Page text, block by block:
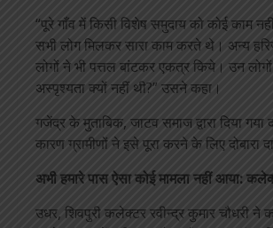
“पूरे गाँव में किसी विशेष समुदाय को कोई काम
सभी लोग मिलकर सारा काम करते थे। अन्य
लोगों ने भी पत्तल बांटकर एकत्र किये। उन
अस्पृश्यता क्यों नहीं थी?” उसने कहा।
गजेंद्र के मुताबिक, जाटव समाज द्वारा दिया
कारण ग्रामीणों ने इसे पूरा करने के लिए दोबारा
अभी हमारे पास ऐसा कोई मामला नहीं आया:
उधर, शिवपुरी कलेक्टर रवीन्द्र कुमार चौधरी ने